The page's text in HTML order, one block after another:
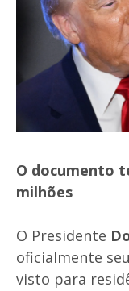
O documento
milhões
O Presidente
oficialmente
visto para